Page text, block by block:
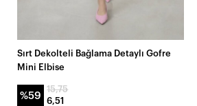
Sırt Dekolteli Bağlama Detaylı Gofre
Mini Elbise
%59
15,75
6,51